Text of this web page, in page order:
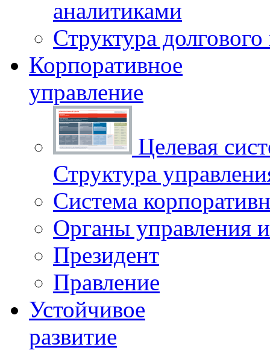
аналитиками
Структура
Корпоративное
управление
Целевая
Структура
Система
Органы управления
Президент
Правление
Устойчивое
развитие